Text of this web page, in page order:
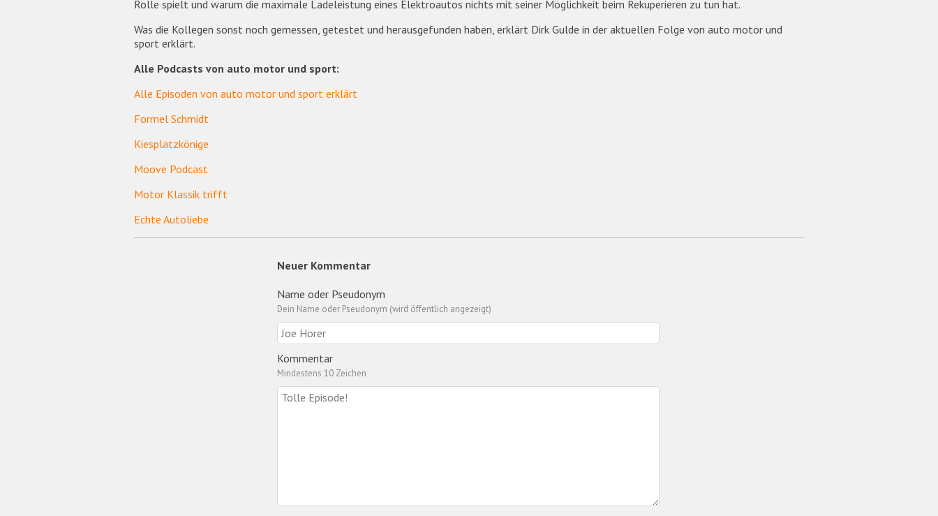
Rolle spielt und warum die maximale Ladeleistung eines Elektroautos nichts mit seiner Möglichkeit beim Rekuperieren zu tun hat.
Was die Kollegen sonst noch gemessen, getestet und herausgefunden haben, erklärt Dirk Gulde in der aktuellen Folge von auto motor und
sport erklärt.
Alle Podcasts von auto motor und sport:
Alle Episoden von auto motor und sport erklärt
Formel Schmidt
Kiesplatzkönige
Moove Podcast
Motor Klassik trifft
Echte Autoliebe
Neuer Kommentar
Name oder Pseudonym
Dein Name oder Pseudonym (wird öffentlich angezeigt)
Kommentar
Mindestens 10 Zeichen